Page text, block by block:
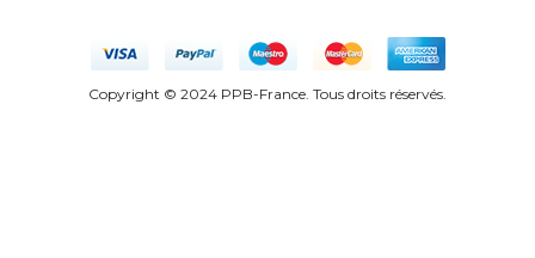
Copyright © 2024 PPB-France. Tous droits réservés.